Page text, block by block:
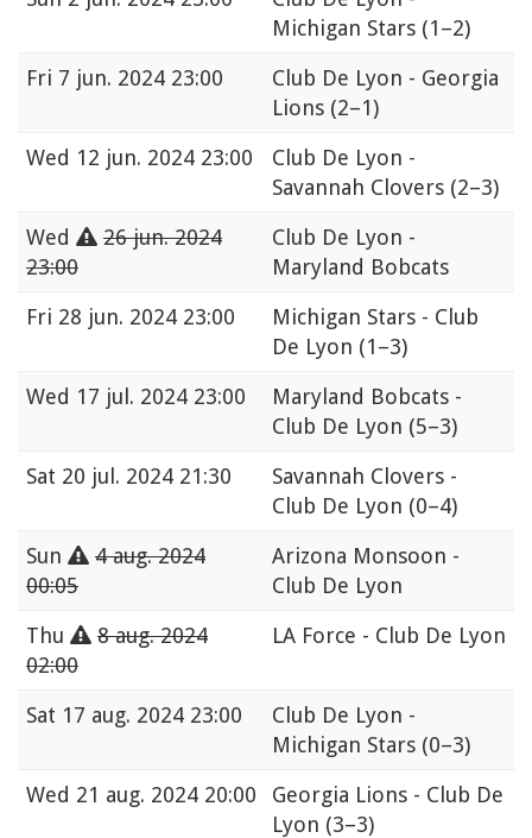
Michigan Stars (1–2)
Fri 7 jun. 2024 23:00
Club De Lyon - Georgia
Lions (2–1)
Wed 12 jun. 2024 23:00
Club De Lyon -
Savannah Clovers (2–3)
Wed
26 jun. 2024
23:00
Club De Lyon -
Maryland Bobcats
Fri 28 jun. 2024 23:00
Michigan Stars - Club
De Lyon (1–3)
Wed 17 jul. 2024 23:00
Maryland Bobcats -
Club De Lyon (5–3)
Sat 20 jul. 2024 21:30
Savannah Clovers -
Club De Lyon (0–4)
Sun
4 aug. 2024
00:05
Arizona Monsoon -
Club De Lyon
Thu
8 aug. 2024
02:00
LA Force - Club De Lyon
Sat 17 aug. 2024 23:00
Club De Lyon -
Michigan Stars (0–3)
Wed 21 aug. 2024 20:00
Georgia Lions - Club De
Lyon (3–3)